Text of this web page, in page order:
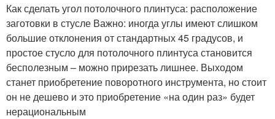
Как сделать угол потолочного плинтуса: расположение
заготовки в стусле Важно: иногда углы имеют слишком
большие отклонения от стандартных 45 градусов, и
простое стусло для потолочного плинтуса становится
бесполезным – можно прирезать лишнее. Выходом
станет приобретение поворотного инструмента, но стоит
он не дешево и это приобретение «на один раз» будет
нерациональным